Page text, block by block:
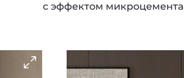
с эффектом микроцемента